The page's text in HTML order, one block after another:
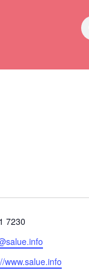
7230
www.salue.info